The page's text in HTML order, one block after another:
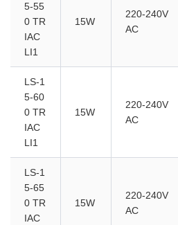
5-55
0 TR
IAC
LI1
15W
220-240V
AC
LS-1
5-60
0 TR
IAC
LI1
15W
220-240V
AC
LS-1
5-65
0 TR
IAC
15W
220-240V
AC